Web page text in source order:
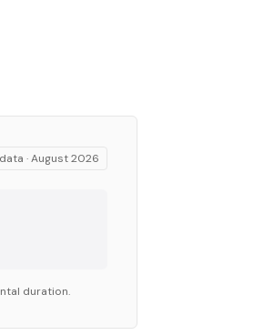
·August 2026
duration.